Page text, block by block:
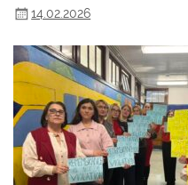
14.02.2026